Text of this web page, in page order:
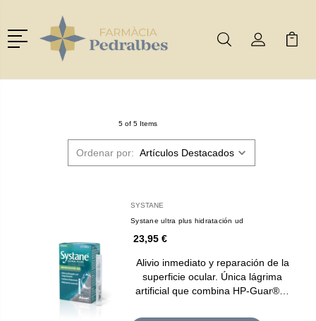
Menú
BuscarMi Cuenta
Mi
5 of 5 Items
Ordenar por:
SYSTANE
Systane ultra plus hidratación ud
23,95 €
Alivio inmediato y reparación de la
superficie ocular. Única lágrima
artificial que combina HP-Guar®…